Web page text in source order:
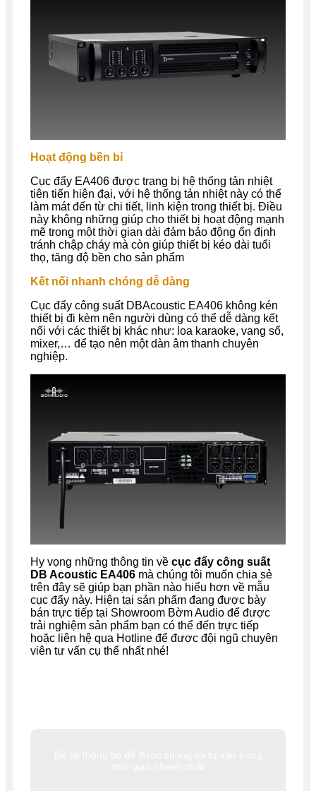
Hoạt động bền bỉ
Cục đẩy EA406 được trang bị hệ thống tản nhiệt
tiên tiến hiện đại, với hệ thống tản nhiệt này có thể
làm mát đến từ chi tiết, linh kiện trong thiết bị. Điều
này không những giúp cho thiết bị hoạt động mạnh
mẽ trong một thời gian dài đảm bảo động ổn định
tránh chập cháy mà còn giúp thiết bị kéo dài tuổi
thọ, tăng độ bền cho sản phẩm
Kết nối nhanh chóng dễ dàng
Cục đẩy công suất DBAcoustic EA406 không kén
thiết bị đi kèm nên người dùng có thể dễ dàng kết
nối với các thiết bị khác như: loa karaoke, vang số,
mixer,… để tạo nên một dàn âm thanh chuyên
nghiệp.
Hy vọng những thông tin về cục đẩy công suất
DB Acoustic EA406 mà chúng tôi muốn chia sẻ
trên đây sẽ giúp bạn phần nào hiểu hơn về mẫu
cục đẩy này. Hiện tại sản phẩm đang được bày
bán trực tiếp tại Showroom Bờm Audio để được
trải nghiệm sản phẩm bạn có thể đến trực tiếp
hoặc liên hệ qua Hotline để được đội ngũ chuyên
viên tư vấn cụ thể nhất nhé!